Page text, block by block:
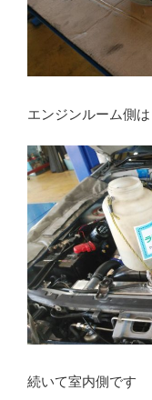
エンジンルーム側
続いて室内側です